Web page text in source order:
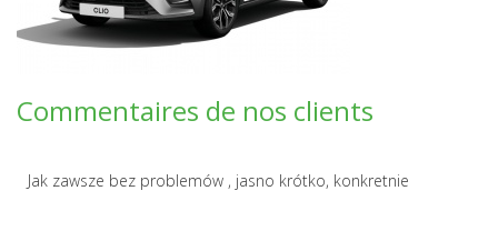
Commentaires de nos clients
Jak zawsze bez problemów , jasno krótko, konkretnie